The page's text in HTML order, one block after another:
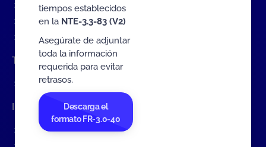
Contratación de bienes y servicios
Procesos en curso
Contratos vigentes
Trabaje con nosotros
Convocatoria a cargos internos
Interactúa con ONAC
Formulario de contacto
tiempos establecidos
en la NTE-3.3-83 (V2)
Asegúrate de adjuntar
toda la información
requerida para evitar
retrasos.
Descarga el
formato FR-3.0-40